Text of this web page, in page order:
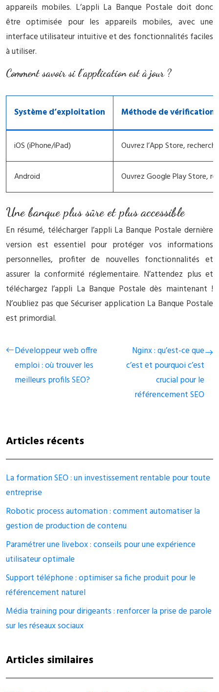
appareils mobiles. L’appli La Banque Postale doit donc
être optimisée pour les appareils mobiles, avec une
interface utilisateur intuitive et des fonctionnalités faciles
à utiliser.
Comment savoir si l’application est à jour ?
Système d’exploitation Méthode de vérification
iOS (iPhone/iPad) Ouvrez l’App Store,
Android Ouvrez Google Play Store,
Une banque plus sûre et plus accessible
En résumé, télécharger l’appli La Banque Postale dernière
version est essentiel pour protéger vos informations
personnelles, profiter de nouvelles fonctionnalités et
assurer la conformité réglementaire. N’attendez plus et
téléchargez l’appli La Banque Postale dès maintenant !
N’oubliez pas que Sécuriser application La Banque Postale
est primordial.
Développeur web offre
emploi : où trouver les
meilleurs profils SEO?
Nginx : qu’est-ce que
c’est et pourquoi c’est
crucial pour le
référencement SEO
Articles récents
La formation SEO : un investissement rentable pour toute
entreprise
Robotic process automation : comment automatiser la
gestion de production de contenu
Paramétrer une livebox : conseils pour une expérience
utilisateur optimale
Support téléphone : optimiser sa fiche produit pour le
référencement naturel
Média training pour dirigeants : renforcer la prise de parole
sur les réseaux sociaux
Articles similaires